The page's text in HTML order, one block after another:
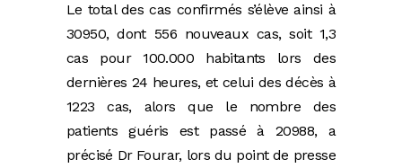
Le total des cas confirmés s’élève ainsi à
30950, dont 556 nouveaux cas, soit 1,3
cas pour 100.000 habitants lors des
dernières 24 heures, et celui des décès à
1223 cas, alors que le nombre des
patients guéris est passé à 20988, a
précisé Dr Fourar, lors du point de presse